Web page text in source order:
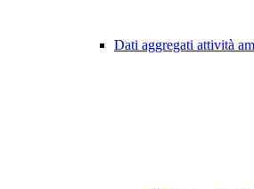
Dati aggregati attività